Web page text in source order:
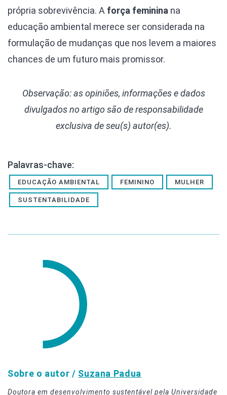
própria sobrevivência. A força feminina na
educação ambiental merece ser considerada na
formulação de mudanças que nos levem a maiores
chances de um futuro mais promissor.
Observação: as opiniões, informações e dados
divulgados no artigo são de responsabilidade
exclusiva de seu(s) autor(es).
Palavras-chave:
EDUCAÇÃO AMBIENTAL FEMININO MULHER
SUSTENTABILIDADE
Sobre o autor / Suzana Padua
Doutora em desenvolvimento sustentável pela Universidade